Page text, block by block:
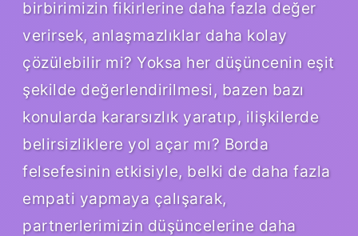
birbirimizin fikirlerine daha fazla değer
verirsek, anlaşmazlıklar daha kolay
çözülebilir mi? Yoksa her düşüncenin eşit
şekilde değerlendirilmesi, bazen bazı
konularda kararsızlık yaratıp, ilişkilerde
belirsizliklere yol açar mı? Borda
felsefesinin etkisiyle, belki de daha fazla
empati yapmaya çalışarak,
partnerlerimizin düşüncelerine daha